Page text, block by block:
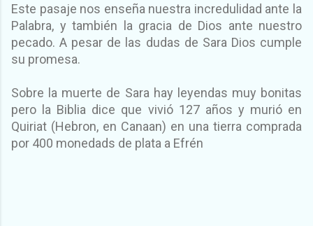
Este pasaje nos enseña nuestra incredulidad ante la
Palabra, y también la gracia de Dios ante nuestro
pecado. A pesar de las dudas de Sara Dios cumple
su promesa.
Sobre la muerte de Sara hay leyendas muy bonitas
pero la Biblia dice que vivió 127 años y murió en
Quiriat (Hebron, en Canaan) en una tierra comprada
por 400 monedads de plata a Efrén